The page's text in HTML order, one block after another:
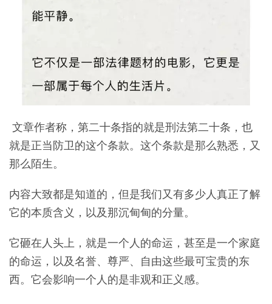
文章作者称，第二十条指的就是刑法第二十条，也
就是正当防卫的这个条款。这个条款是那么熟悉，又
那么陌生。
内容大致都是知道的，但是我们又有多少人真正了解
它的本质含义，以及那沉甸甸的分量。
它砸在人头上，就是一个人的命运，甚至是一个家庭
的命运，以及名誉、尊严、自由这些最可宝贵的东
西。它会影响一个人的是非观和正义感。